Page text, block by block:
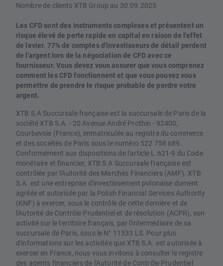
Nombre de clients XTB Group au 30.09.2025
Les CFD sont des instruments complexes et présentent un
risque élevé de perte rapide en capital en raison de l'effet
de levier. 77% de comptes d'investisseurs de détail perdent
de l'argent lors de la négociation de CFD avec ce
fournisseur. Vous devez vous assurer que vous comprenez
comment les CFD fonctionnent et que vous pouvez vous
permettre de prendre le risque probable de perdre votre
argent.
XTB S.A Succursale française est la succursale de Paris de la
société XTB S.A. - 20 Avenue André Prothin - 92400,
Courbevoie (France), immatriculée au registre du commerce
et des sociétés de Paris sous le numéro 522 758 689.
Conformément aux dispositions de l'article L.621-9 du Code
monétaire et financier, XTB S.A Succursale française est
contrôlée par l'Autorité des Marchés Financiers (AMF). XTB
S.A. est une entreprise d'investissement polonaise dument
agréée et autorisée par la Polish Financial Services Authority
(KNF) à exercer, sous le contrôle de cette dernière et de
l'Autorité de Contrôle Prudentiel et de résolution (ACPR), son
activité sur le territoire français, par l'intermédiaire de sa
succursale de Paris, sous le N° 11533 LS. Pour plus
d'informations sur les activités que XTB S.A. est autorisée à
exercer en France, nous vous invitons à consulter le registre
des agents financiers de l'Autorité de Contrôle Prudentiel